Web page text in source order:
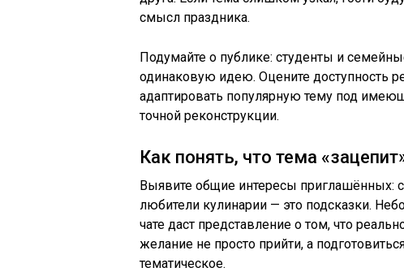
смысл праздника.
Подумайте о публике: студенты и
одинаковую идею. Оцените доступность
адаптировать популярную тему под
точной реконструкции.
Как понять, что тема
Выявите общие интересы приглашённых:
любители кулинарии — это подсказки.
чате даст представление о том, что
желание не просто прийти, а
тематическое.